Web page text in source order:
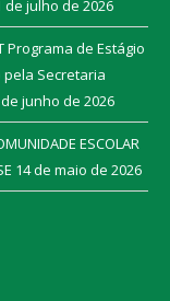
de julho de 2026
Programa de Estágio
Secretaria
de junho de 2026
ESCOLAR
14 de maio de 2026